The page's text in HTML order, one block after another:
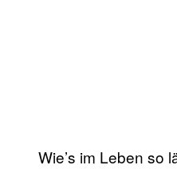
Wie’s im Leben so